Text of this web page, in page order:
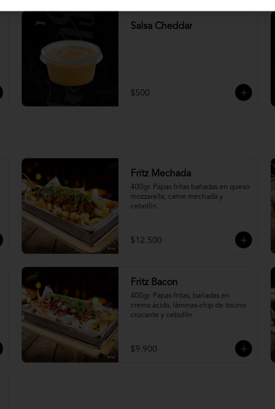
Salsa Cheddar
$500
Fritz Mechada
400gr. Papas fritas bañadas en queso
mozzarella, carne mechada y
cebollín.
$12.500
Fritz Bacon
400gr. Papas fritas, bañadas en
crema ácida, láminas-chip de tocino
crocante y cebollín.
$9.900